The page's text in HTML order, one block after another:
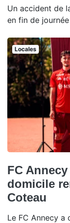
Un accident de
en fin de
Locales
FC
domicile
Coteau
Le FC Annecy